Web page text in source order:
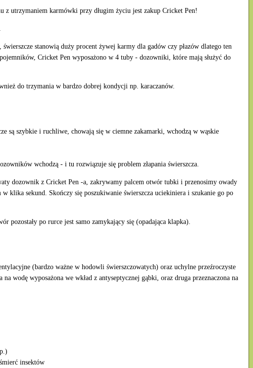
z utrzymaniem karmówki przy długim życiu jest zakup Cricket Pen!
stanowią duży procent żywej karmy dla gadów czy płazów dlatego ten
Cricket Pen wyposażono w 4 tuby - dozowniki, które mają służyć do
do trzymania w bardzo dobrej kondycji np. karaczanów.
są szybkie i ruchliwe, chowają się w ciemne zakamarki, wchodzą w wąskie
wchodzą - i tu rozwiązuje się problem złapania świerszcza.
dozownik z Cricket Pen -a, zakrywamy palcem otwór tubki i przenosimy owady
klika sekund. Skończy się poszukiwanie świerszcza uciekiniera i szukanie go po
po rurce jest samo zamykający się (opadająca klapka).
(bardzo ważne w hodowli świerszczowatych) oraz uchylne przeźroczyste
wodę wyposażona we wkład z antyseptycznej gąbki, oraz druga przeznaczona na
insektów